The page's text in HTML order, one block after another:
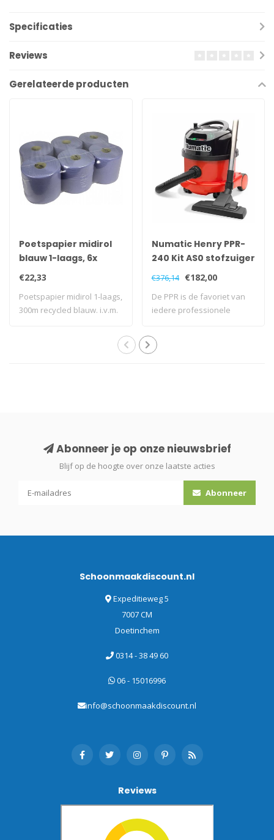
Specificaties
Reviews
Gerelateerde producten
Poetspapier midirol
blauw 1-laags, 6x
300m
€22,33
Poetspapier midirol 1-laags,
300m recycled blauw. i.v.m.
Numatic Henry PPR-
240 Kit AS0 stofzuiger
€376,14 €182,00
De PPR is de favoriet van
iedere professionele
Abonneer je op onze nieuwsbrief
Blijf op de hoogte over onze laatste acties
Abonneer
Schoonmaakdiscount.nl
Expeditieweg 5
7007 CM
Doetinchem
0314 - 38 49 60
06 - 15016996
info@schoonmaakdiscount.nl
Reviews